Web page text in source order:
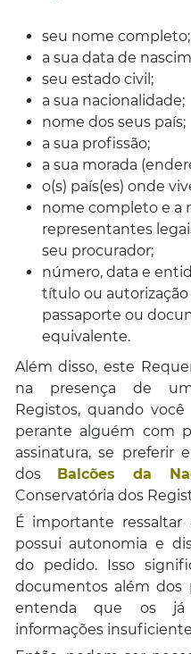
seu nome completo;
a sua data de
seu estado civil;
a sua nacionalidade;
nome dos seus país;
a sua profissão;
a sua morada
o(s) país(es) onde
nome completo e a
representantes
seu procurador;
número, data e
título ou autorização
passaporte ou
equivalente.
Além disso, este
na presença de
Registos, quando
perante alguém com
assinatura, se preferir
dos Balcões da
Conservatória dos
É importante
possui autonomia e
do pedido. Isso
documentos além dos
entenda que os já
informações